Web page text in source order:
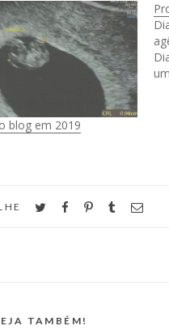
blog em 2019
twitterfacebookpinterest
tumblr
TAMBÉM!